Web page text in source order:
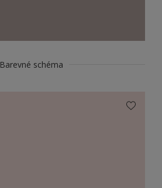
Barevné schéma